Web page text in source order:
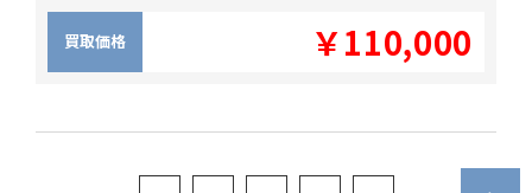
買取価格 ￥110,000